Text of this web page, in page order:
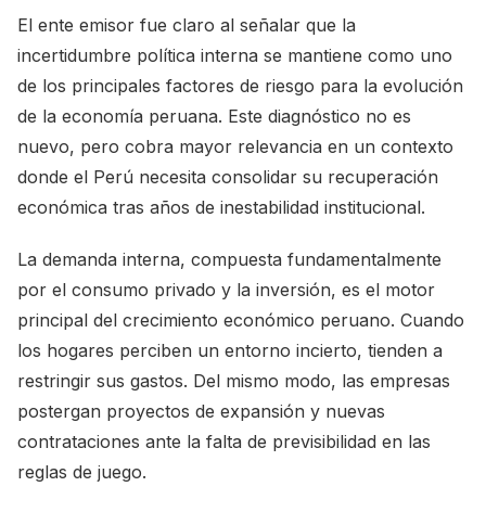
El ente emisor fue claro al señalar que la
incertidumbre política interna se mantiene como uno
de los principales factores de riesgo para la evolución
de la economía peruana. Este diagnóstico no es
nuevo, pero cobra mayor relevancia en un contexto
donde el Perú necesita consolidar su recuperación
económica tras años de inestabilidad institucional.
La demanda interna, compuesta fundamentalmente
por el consumo privado y la inversión, es el motor
principal del crecimiento económico peruano. Cuando
los hogares perciben un entorno incierto, tienden a
restringir sus gastos. Del mismo modo, las empresas
postergan proyectos de expansión y nuevas
contrataciones ante la falta de previsibilidad en las
reglas de juego.